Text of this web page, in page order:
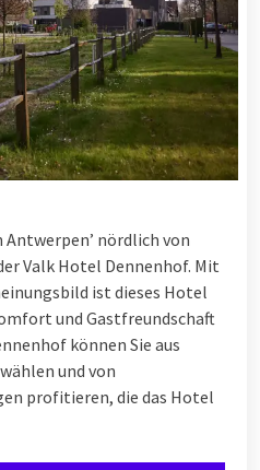
Antwerpen’ nördlich von
Valk Hotel Dennenhof. Mit
ist dieses Hotel
und Gastfreundschaft
können Sie aus
und von
profitieren, die das Hotel